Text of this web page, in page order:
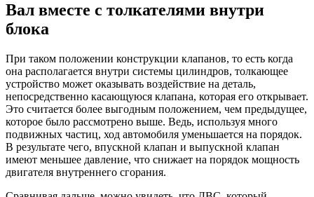
Вал вместе с толкателями внутри
блока
При таком положении конструкции клапанов, то есть когда
она располагается внутри системы цилиндров, толкающее
устройство может оказывать воздействие на деталь,
непосредственно касающуюся клапана, которая его открывает.
Это считается более выгодным положением, чем предыдущее,
которое было рассмотрено выше. Ведь, используя много
подвижных частиц, ход автомобиля уменьшается на порядок.
В результате чего, впускной клапан и выпускной клапан
имеют меньшее давление, что снижает на порядок мощность
двигателя внутреннего сгорания.